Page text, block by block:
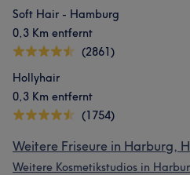
Was unsere Kunden über Hati
Kompetent 12
Freundlich
Soft Hair - Hamburg
0,3 Km entfernt
(2861)
Hollyhair
0,3 Km entfernt
(1754)
Weitere Friseure in Harburg,
Weitere Kosmetikstudios in